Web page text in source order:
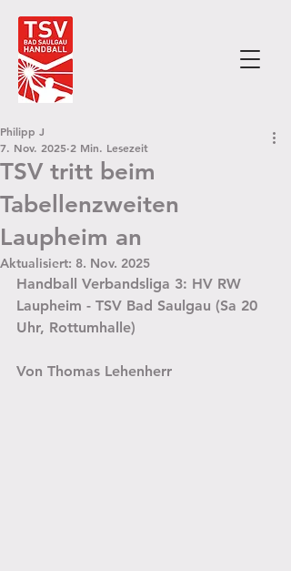
TSV tritt beim
Tabellenzweiten
Laupheim an
Philipp J
7. Nov. 2025 2 Min. Lesezeit
Aktualisiert: 8. Nov. 2025
Handball Verbandsliga 3: HV RW
Laupheim - TSV Bad Saulgau (Sa 20
Uhr, Rottumhalle)
Von Thomas Lehenherr